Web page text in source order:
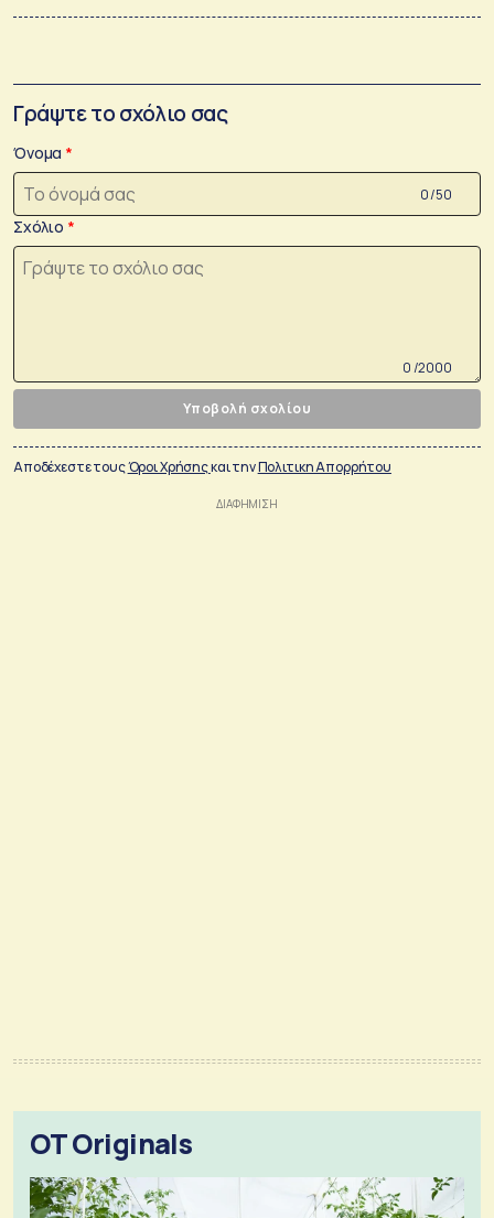
Γράψτε το σχόλιο σας
Όνομα
0 /50
Σχόλιο
0 /2000
Υποβολή σχολίου
Αποδέχεστε τουςΌροι Χρήσηςκαι τηνΠολιτικη Απορρήτου
OT Originals